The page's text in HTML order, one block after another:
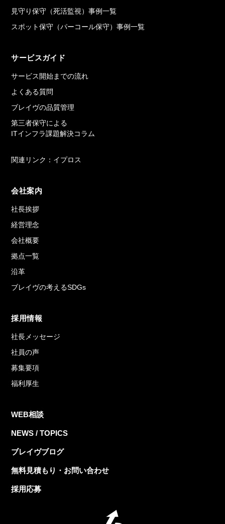
見守り保守（死活監視）事例一覧
スポット保守（パーコール保守）事例一覧
サービスガイド
サービス開始までの流れ
よくある質問
ブレイヴの品質管理
第三者保守による
ITインフラ課題解決コラム
関連リンク：イプロス
会社案内
社長挨拶
経営理念
会社概要
拠点一覧
沿革
ブレイヴの考えるSDGs
採用情報
社長メッセージ
社員の声
募集要項
福利厚生
WEB相談
NEWS / TOPICS
ブレイヴブログ
無料見積もり・お問い合わせ
採用応募